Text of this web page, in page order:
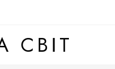
СВІТ